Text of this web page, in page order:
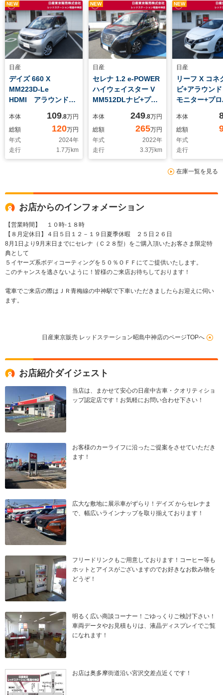
NEW
日産
デイズ 660 X
MM223D-Le
HDMI アラウンドビ
ジェンシーブレーキ
本体 109.8万円
総額
120万円
年式
2024年
走行
1.7万km
NEW
日産
セレナ 1.2 e-POWER
ハイウェイスター V
MM512DLナビ+プロ
ー+インテリミラー
本体 249.8万円
総額
265万円
年式
2022年
走行
3.3万km
NEW
日産
リーフ X コネ
ビ+アラウン
モニター+プ
本体
総額
年式
走行
在庫一覧を見る
お店からのインフォメーション
【営業時間】 １０時-１８時
【８月定休日】４日５日１２－１９日夏季休暇 ２５日２６日
8月1日より9月末日までにセレナ（Ｃ２８型）をご購入頂いたお客さま限定特
典として
５イヤーズ系ボディコーティングを５０％ＯＦＦにてご提供いたします。
このチャンスを逃さないように！皆様のご来店お待ちしております！
電車でご来店の際はＪＲ青梅線の中神駅で下車いただきましたらお迎えに伺い
ます。
日産東京販売 レッドステーション昭島中神店のページTOPへ
お店紹介ダイジェスト
当店は、まかせて安心の日産中古車・クオリティショ
ップ認定店です！お気軽にお問い合わせ下さい！
お客様のカーライフに沿ったご提案をさせていただき
ます！
広大な敷地に展示車がずらり！デイズ からセレナま
で、幅広いラインナップを取り揃えております！
フリードリンクもご用意しております！コーヒー等も
ホットとアイスがございますのでお好きなお飲み物を
どうぞ！
明るく広い商談コーナー！ごゆっくりご検討下さい！
車両データやお見積もりは、液晶ディスプレイでご覧
になれます！
お店は奥多摩街道沿い宮沢交差点近くです！